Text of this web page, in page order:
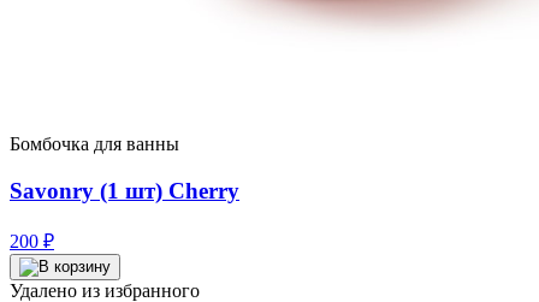
Бомбочка для ванны
Savonry (1 шт) Cherry
200 ₽
Удалено из избранного